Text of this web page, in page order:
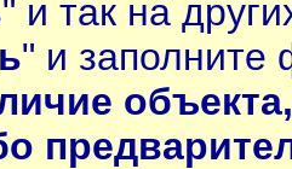
" и так на
" и заполните